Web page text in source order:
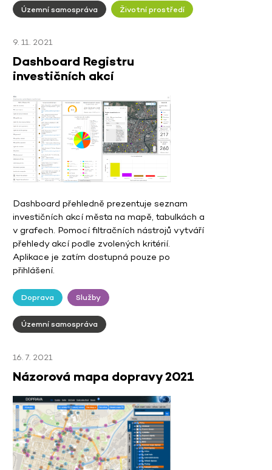
Územní samospráva Životní prostředí
9. 11. 2021
Dashboard Registru
investičních akcí
Dashboard přehledně prezentuje seznam
investičních akcí města na mapě, tabulkách a
v grafech. Pomocí filtračních nástrojů vytváří
přehledy akcí podle zvolených kritérií.
Aplikace je zatím dostupná pouze po
přihlášení.
Doprava Služby
Územní samospráva
16. 7. 2021
Názorová mapa dopravy 2021